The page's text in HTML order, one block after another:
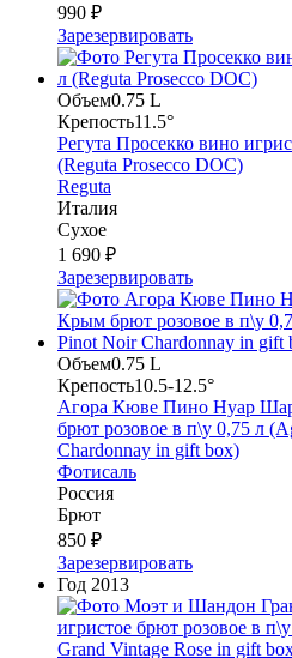
990 ₽
Зарезервировать
Объем0.75 L
Крепость11.5°
Регута Просекко вино
(Reguta Prosecco DOC)
Reguta
Италия
Сухое
1 690 ₽
Зарезервировать
Объем0.75 L
Крепость10.5-12.5°
Агора Кюве Пино Нуар
брют розовое в п\у 0,75 л
Chardonnay in gift box)
Фотисаль
Россия
Брют
850 ₽
Зарезервировать
Год 2013